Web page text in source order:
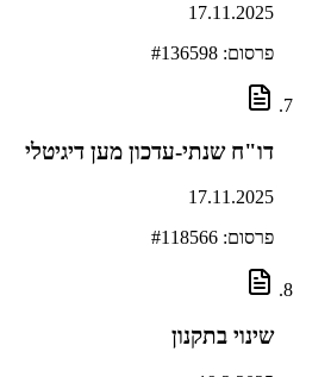
17.11.2025
פרסום: # 136598
דו"ח שנתי-עדכון מען דיגיטלי
17.11.2025
פרסום: # 118566
שינוי בתקנון